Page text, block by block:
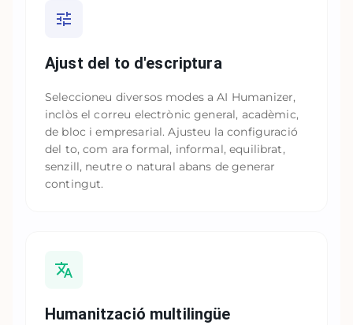
Ajust del to d'escriptura
Seleccioneu diversos modes a AI Humanizer,
inclòs el correu electrònic general, acadèmic,
de bloc i empresarial. Ajusteu la configuració
del to, com ara formal, informal, equilibrat,
senzill, neutre o natural abans de generar
contingut.
Humanització multilingüe